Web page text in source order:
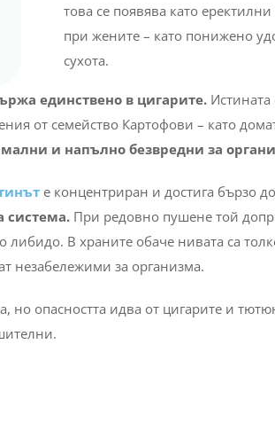
това се появява като
при жените – като понижено
сухота.
единствено в цигарите.
от семейство Картофови – като
и напълно безвредни за
е концентриран и достига бързо
система.При редовно пушене той
В храните обаче нивата са
незабележими за организма.
но опасността идва от цигарите и